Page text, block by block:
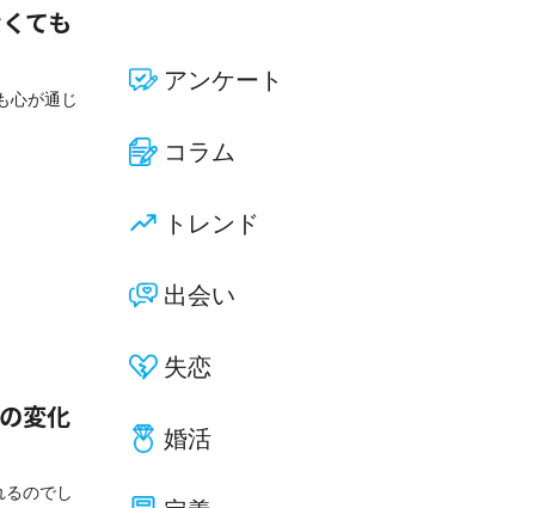
ても
心が通じ
変化
のでし
アンケート
コラム
トレンド
出会い
失恋
婚活